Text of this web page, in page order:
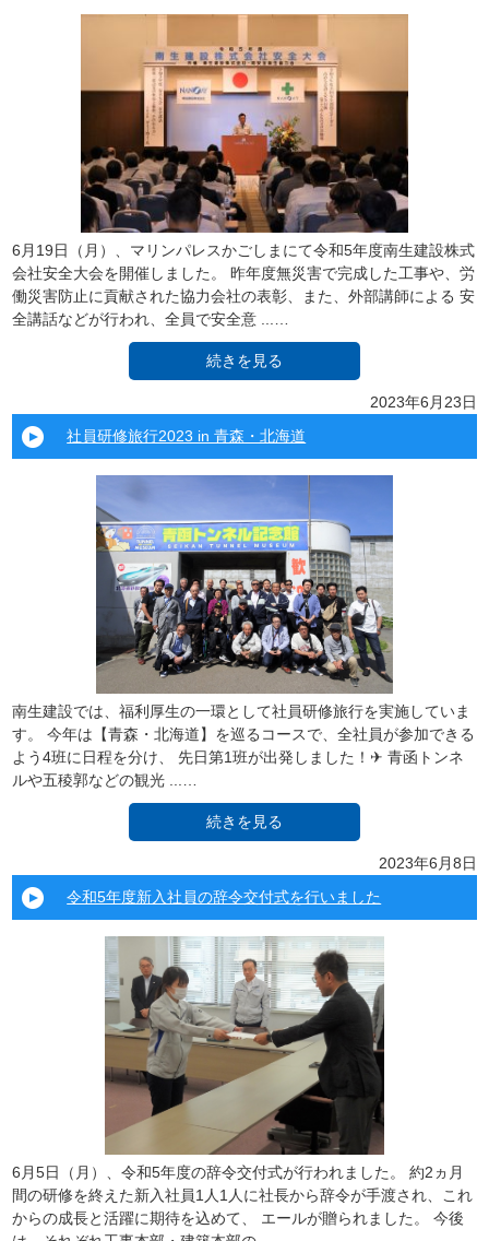
6月19日（月）、マリンパレスかごしまにて令和5年度南生建設株式
会社安全大会を開催しました。 昨年度無災害で完成した工事や、労
働災害防止に貢献された協力会社の表彰、また、外部講師による 安
全講話などが行われ、全員で安全意 ...…
続きを見る
2023年6月23日
社員研修旅行2023 in 青森・北海道
南生建設では、福利厚生の一環として社員研修旅行を実施していま
す。 今年は【青森・北海道】を巡るコースで、全社員が参加できる
よう4班に日程を分け、 先日第1班が出発しました！✈ 青函トンネ
ルや五稜郭などの観光 ...…
続きを見る
2023年6月8日
令和5年度新入社員の辞令交付式を行いました
6月5日（月）、令和5年度の辞令交付式が行われました。 約2ヵ月
間の研修を終えた新入社員1人1人に社長から辞令が手渡され、これ
からの成長と活躍に期待を込めて、 エールが贈られました。 今後